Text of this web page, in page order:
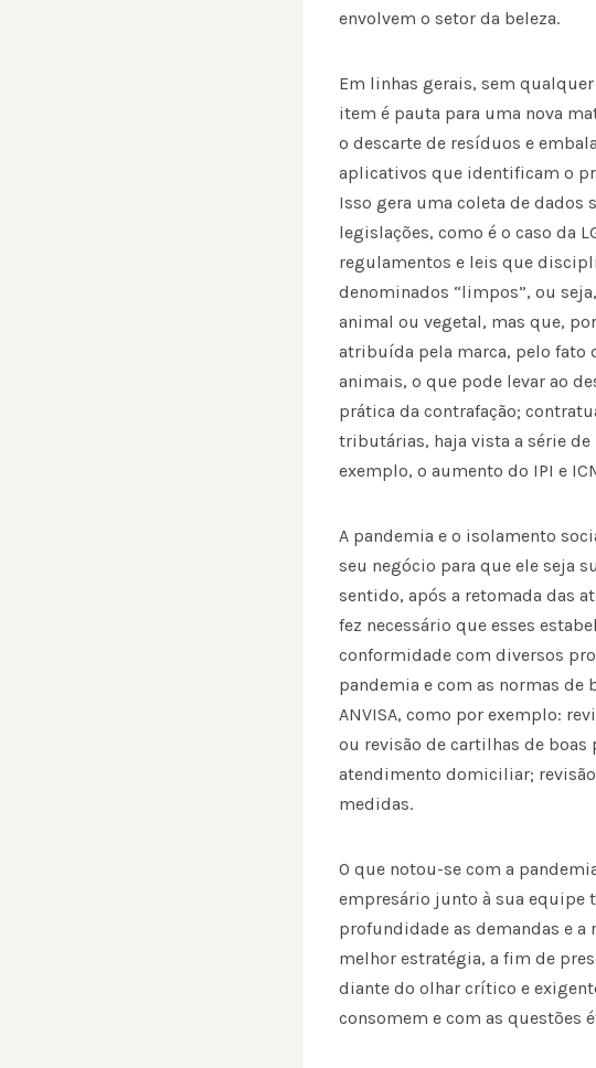
envolvem o setor da beleza.
Em linhas gerais, sem
item é pauta para uma nova
o descarte de resíduos e
aplicativos que identificam o
Isso gera uma coleta de dados
legislações, como é o caso da
regulamentos e leis que
denominados “limpos”, ou
animal ou vegetal, mas que,
atribuída pela marca, pelo fato
animais, o que pode levar ao
prática da contrafação;
tributárias, haja vista a série
exemplo, o aumento do IPI e
A pandemia e o isolamento
seu negócio para que ele seja
sentido, após a retomada das
fez necessário que esses
conformidade com diversos
pandemia e com as normas de
ANVISA, como por exemplo:
ou revisão de cartilhas de
atendimento domiciliar;
medidas.
O que notou-se com a
empresário junto à sua equipe
profundidade as demandas e a
melhor estratégia, a fim de
diante do olhar crítico e
consomem e com as questões